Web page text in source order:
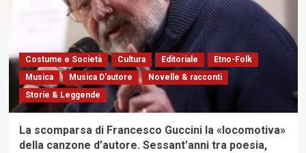
Costume e Società Cultura Editoriale
Etno-Folk
Musica
Musica D'autore
Novelle & racconti
Storie & Leggende
La scomparsa di Francesco Guccini la «locomotiva»
della canzone d’autore. Sessant’anni tra poesia,